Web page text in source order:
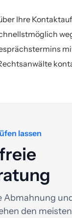
Ihre
lassen
Abmahnung
den